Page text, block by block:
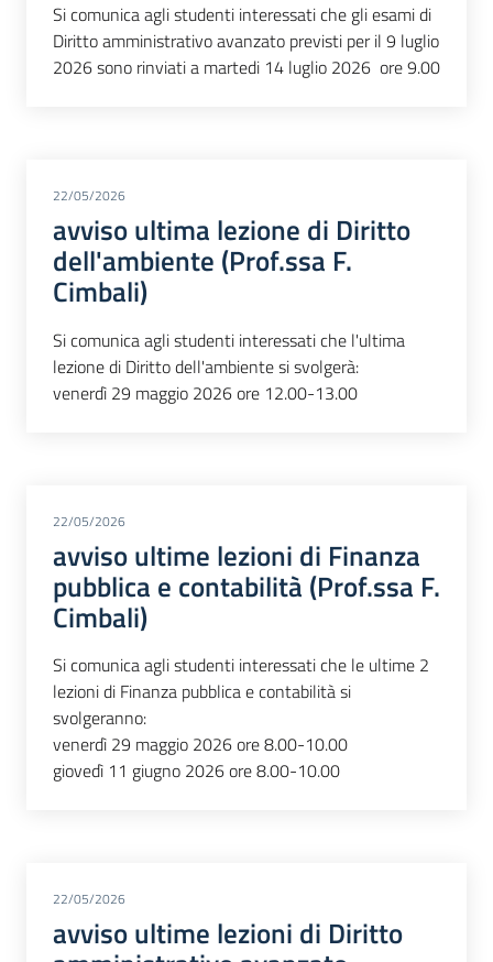
Si comunica agli studenti interessati che gli esami di
Diritto amministrativo avanzato previsti per il 9 luglio
2026 sono rinviati a martedi 14 luglio 2026 ore 9.00
22/05/2026
avviso ultima lezione di Diritto
dell'ambiente (Prof.ssa F.
Cimbali)
Si comunica agli studenti interessati che l'ultima
lezione di Diritto dell'ambiente si svolgerà:
venerdì 29 maggio 2026 ore 12.00-13.00
22/05/2026
avviso ultime lezioni di Finanza
pubblica e contabilità (Prof.ssa F.
Cimbali)
Si comunica agli studenti interessati che le ultime 2
lezioni di Finanza pubblica e contabilità si
svolgeranno:
venerdì 29 maggio 2026 ore 8.00-10.00
giovedì 11 giugno 2026 ore 8.00-10.00
22/05/2026
avviso ultime lezioni di Diritto